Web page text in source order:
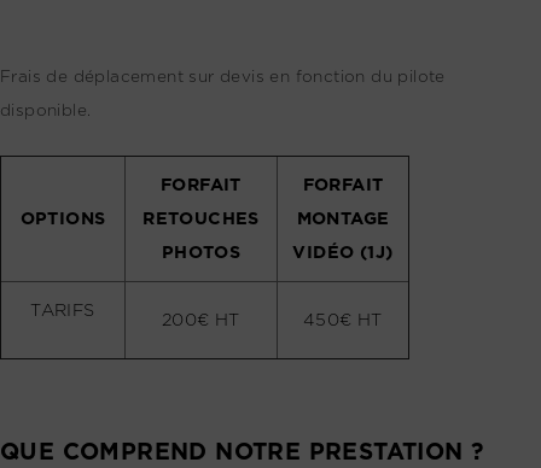
Frais de déplacement sur devis en fonction du pilote
disponible.
OPTIONS
FORFAIT
RETOUCHES
PHOTOS
FORFAIT
MONTAGE
VIDÉO (1J)
TARIFS 200€ HT 450€ HT
QUE COMPREND NOTRE PRESTATION ?